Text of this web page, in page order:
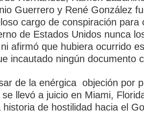
Guerrero y René González
cargo de conspiración para
de Estados Unidos nunca
afirmó que hubiera ocurrido
incautado ningún documento
de la enérgica objeción por
se llevó a juicio en Miami,
historia de hostilidad hacia el